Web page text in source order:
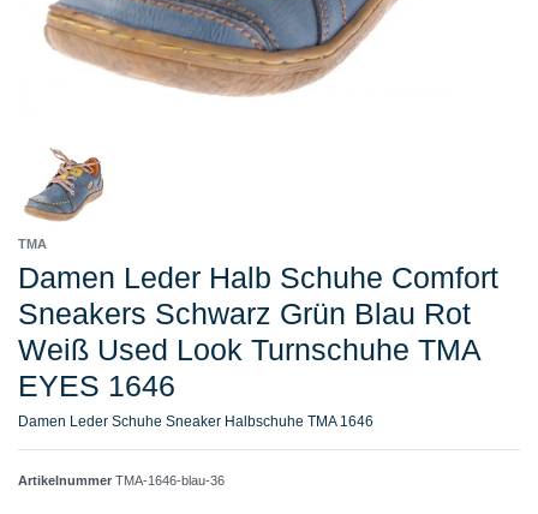
TMA
Damen Leder Halb Schuhe Comfort
Sneakers Schwarz Grün Blau Rot
Weiß Used Look Turnschuhe TMA
EYES 1646
Damen Leder Schuhe Sneaker Halbschuhe TMA 1646
Artikelnummer TMA-1646-blau-36